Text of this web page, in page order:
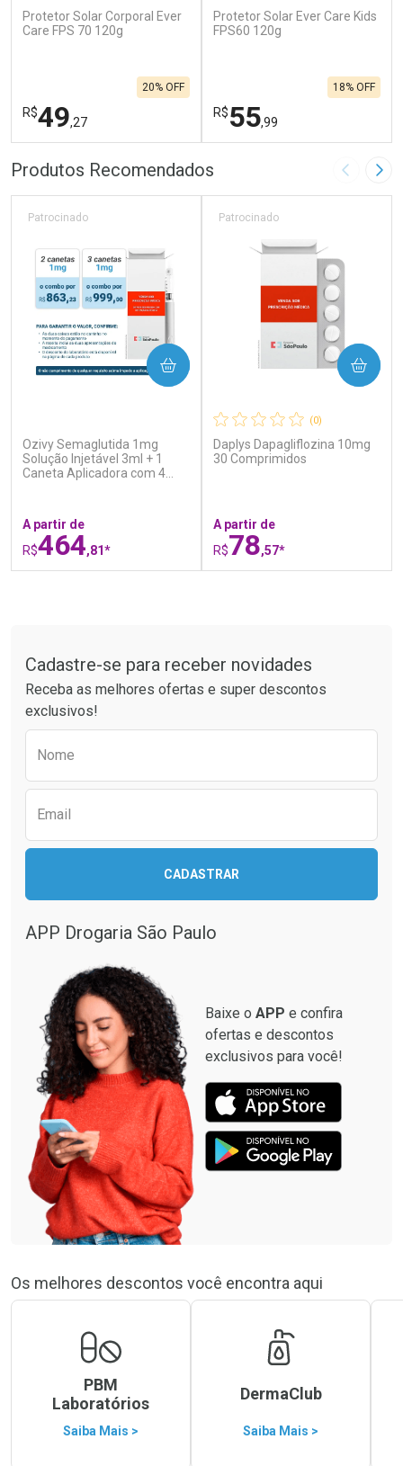
Protetor Solar Corporal Ever
Care FPS 70 120g
R$49,27
20% OFF
FECHAR
Laboratório
Ativar Desconto
Por R$ 49,27/cada
FECHAR
Por Menos
Comprar sem Desconto
Protetor Solar Ever Care Kids
FPS60 120g
R$55,99
18% OFF
Laboratório
Ativar Desconto
Por R$ 55,99/cada
Por Menos
Produtos Recomendados Imagem
Ozivy Semaglutida 1mg
Solução Injetável 3ml + 1
Caneta Aplicadora com 4
Patrocinado
A partir de
R$464,81*
COMPRAR
Comprar sem Desconto
Por R$ 664,02/cada
Comprar sem Desconto
(0)
Daplys Dapagliflozina 10mg
30 Comprimidos
Patrocinado
A partir de
R$78,57*
COMPRAR
Ativar Desconto
Comprar sem Desconto
Cadastre-se para receber novidades
Receba as melhores ofertas e super descontos
exclusivos!
Nome
Email
CADASTRAR
APP Drogaria São Paulo
Baixe o APP e confira
ofertas e descontos
exclusivos para você!
Os melhores descontos você encontra aqui
PBM
Laboratórios
Saiba Mais >
DermaClub
Saiba Mais >